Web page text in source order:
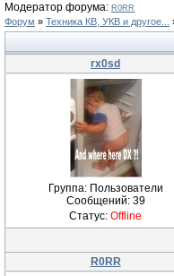
Модератор форума: R0RR
Форум » Техника КВ, УКВ и другое...
rx0sd
Группа: Пользователи
Сообщений: 39
Статус: Offline
R0RR